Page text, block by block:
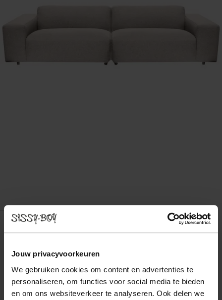
Jouw privacyvoorkeuren
We gebruiken cookies om content en advertenties te
personaliseren, om functies voor social media te bieden
en om ons websiteverkeer te analyseren. Ook delen we
KING 3-ZITS BANK SOIL NATUREL
een schitterende toevoeging aan ieder interieur. De vulling van
de bank bestaat uit hoogwaardige koudschuim-vullingen
afgedekt met dons, wat zorgt voor een aangenaam...Lees meer